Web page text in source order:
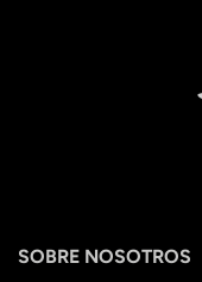
SOBRE NOSOTROS